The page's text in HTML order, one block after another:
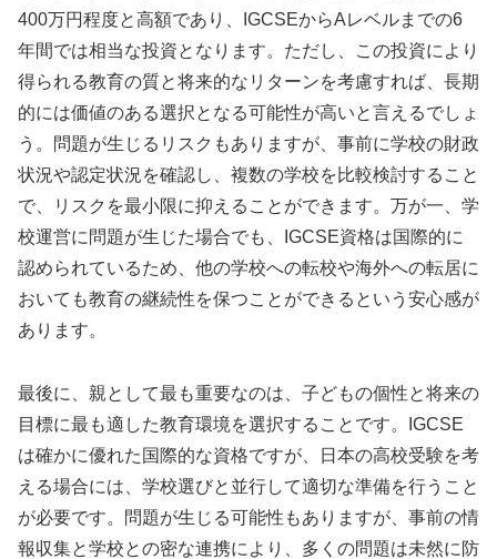
400万円程度と高額であり、IGCSEからAレベルまでの6
年間では相当な投資となります。ただし、この投資により
得られる教育の質と将来的なリターンを考慮すれば、長期
的には価値のある選択となる可能性が高いと言えるでしょ
う。問題が生じるリスクもありますが、事前に学校の財政
状況や認定状況を確認し、複数の学校を比較検討すること
で、リスクを最小限に抑えることができます。万が一、学
校運営に問題が生じた場合でも、IGCSE資格は国際的に
認められているため、他の学校への転校や海外への転居に
おいても教育の継続性を保つことができるという安心感が
あります。
最後に、親として最も重要なのは、子どもの個性と将来の
目標に最も適した教育環境を選択することです。IGCSE
は確かに優れた国際的な資格ですが、日本の高校受験を考
える場合には、学校選びと並行して適切な準備を行うこと
が必要です。問題が生じる可能性もありますが、事前の情
報収集と学校との密な連携により、多くの問題は未然に防